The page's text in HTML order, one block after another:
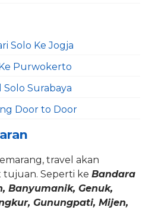
Solo Ke Jogja
Purwokerto
Surabaya
Door to Door
travel akan
Seperti ke Bandara
Banyumanik, Genuk,
Gunungpati, Mijen,